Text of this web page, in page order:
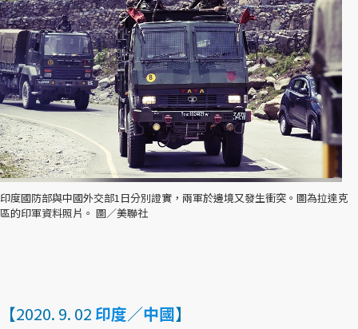
印度國防部與中國外交部1日分別證實，兩軍於邊境又發生衝突。圖為拉達克
區的印軍資料照片。 圖／美聯社
【2020. 9. 02 印度／中國】